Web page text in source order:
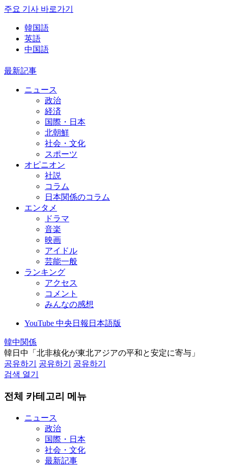
주요 기사 바로가기
韓国語
英語
中国語
最新記事
ニュース
政治
経済
国際・日本
北朝鮮
社会・文化
スポーツ
オピニオン
社説
コラム
日本関係のコラム
エンタメ
ドラマ
音楽
映画
アイドル
芸能一般
ランキング
アクセス
コメント
みんなの感想
YouTube 中央日報日本語版
韓中関係
韓日中「北非核化が東北アジアの平和と安定に寄与」
공유하기
공유하기
공유하기
검색 열기
전체 카테고리 메뉴
ニュース
政治
国際・日本
社会・文化
最新記事